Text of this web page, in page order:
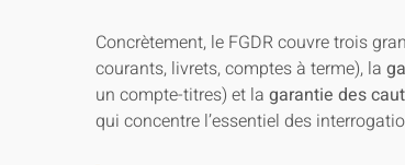
Concrètement, le FGDR couvre trois
courants, livrets, comptes à terme), la
un compte-titres) et la garantie des
qui concentre l’essentiel des